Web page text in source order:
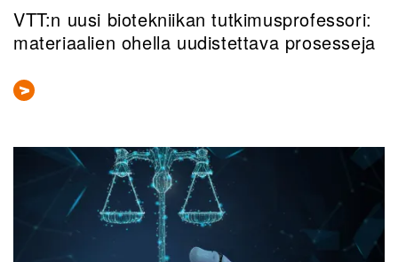
VTT:n uusi biotekniikan tutkimusprofessori:
materiaalien ohella uudistettava prosesseja